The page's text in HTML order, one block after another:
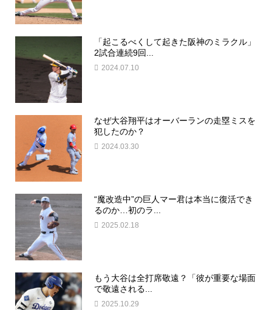
「起こるべくして起きた阪神のミラクル」
2試合連続9回...
2024.07.10
なぜ大谷翔平はオーバーランの走塁ミスを
犯したのか？
2024.03.30
“魔改造中”の巨人マー君は本当に復活でき
るのか…初のラ...
2025.02.18
もう大谷は全打席敬遠？「彼が重要な場面
で敬遠される...
2025.10.29